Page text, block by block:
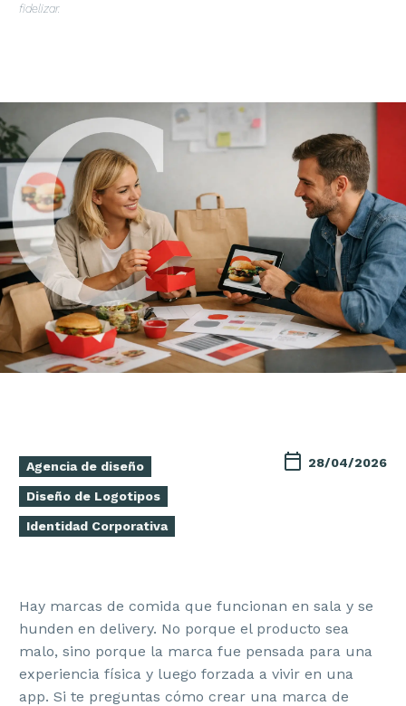
fidelizar.
Agencia de diseño
Diseño de Logotipos
Identidad Corporativa
28/04/2026
Hay marcas de comida que funcionan en sala y se
hunden en delivery. No porque el producto sea
malo, sino porque la marca fue pensada para una
experiencia física y luego forzada a vivir en una
app. Si te preguntas cómo crear una marca de